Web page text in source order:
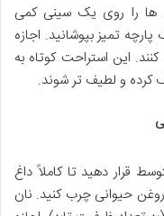
ها را روی یک سینی کمی
تمیز بپوشانید. اجازه
استراحت کنند. این استراحت کوتاه به
کرده و لطیف تر شوند.
قرار دهید تا کاملاً داغ
حیوانی چرب کنید. نان